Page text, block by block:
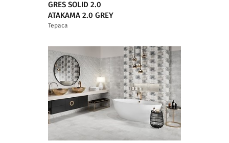
GRES SOLID 2.0
ATAKAMA 2.0 GREY
Тераса